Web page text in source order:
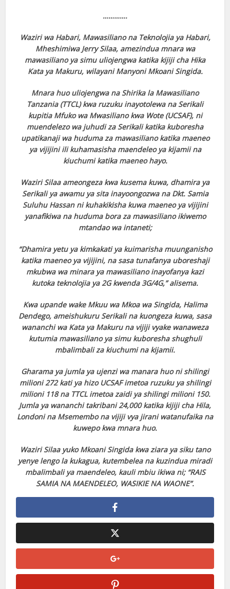
………….
Waziri wa Habari, Mawasiliano na Teknolojia ya Habari,
Mheshimiwa Jerry Silaa, amezindua mnara wa
mawasiliano ya simu uliojengwa katika kijiji cha Hika
Kata ya Makuru, wilayani Manyoni Mkoani Singida.
Mnara huo uliojengwa na Shirika la Mawasiliano
Tanzania (TTCL) kwa ruzuku inayotolewa na Serikali
kupitia Mfuko wa Mwasiliano kwa Wote (UCSAF), ni
muendelezo wa juhudi za Serikali katika kuboresha
upatikanaji wa huduma za mawasiliano katika maeneo
ya vijijini ili kuhamasisha maendeleo ya kijamii na
kiuchumi katika maeneo hayo.
Waziri Silaa ameongeza kwa kusema kuwa, dhamira ya
Serikali ya awamu ya sita inayoongozwa na Dkt. Samia
Suluhu Hassan ni kuhakikisha kuwa maeneo ya vijijini
yanafikiwa na huduma bora za mawasiliano ikiwemo
mtandao wa intaneti;
“Dhamira yetu ya kimkakati ya kuimarisha muunganisho
katika maeneo ya vijijini, na sasa tunafanya uboreshaji
mkubwa wa minara ya mawasiliano inayofanya kazi
kutoka teknolojia ya 2G kwenda 3G/4G,” alisema.
Kwa upande wake Mkuu wa Mkoa wa Singida, Halima
Dendego, ameishukuru Serikali na kuongeza kuwa, sasa
wananchi wa Kata ya Makuru na vijiji vyake wanaweza
kutumia mawasiliano ya simu kuboresha shughuli
mbalimbali za kiuchumi na kijamii.
Gharama ya jumla ya ujenzi wa manara huo ni shilingi
milioni 272 kati ya hizo UCSAF imetoa ruzuku ya shilingi
milioni 118 na TTCL imetoa zaidi ya shilingi milioni 150.
Jumla ya wananchi takribani 24,000 katika kijiji cha Hila,
Londoni na Msemembo na vijiji vya jirani watanufaika na
kuwepo kwa mnara huo.
Waziri Silaa yuko Mkoani Singida kwa ziara ya siku tano
yenye lengo la kukagua, kutembelea na kuzindua miradi
mbalimbali ya maendeleo, kauli mbiu ikiwa ni; “RAIS
SAMIA NA MAENDELEO, WASIKIE NA WAONE”.